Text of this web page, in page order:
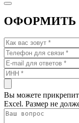
ОФОРМИТЬ
Вы можете
Excel. Размер не